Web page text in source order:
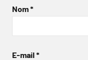
Nom*
E-mail *